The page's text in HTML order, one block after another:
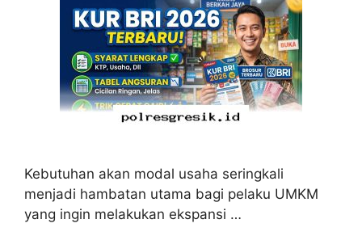
Kebutuhan akan modal usaha seringkali
menjadi hambatan utama bagi pelaku UMKM
yang ingin melakukan ekspansi …